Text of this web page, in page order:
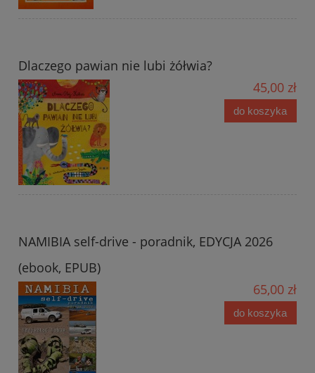
Dlaczego pawian nie lubi żółwia?
45,00 zł
do koszyka
NAMIBIA self-drive - poradnik, EDYCJA 2026
(ebook, EPUB)
65,00 zł
do koszyka